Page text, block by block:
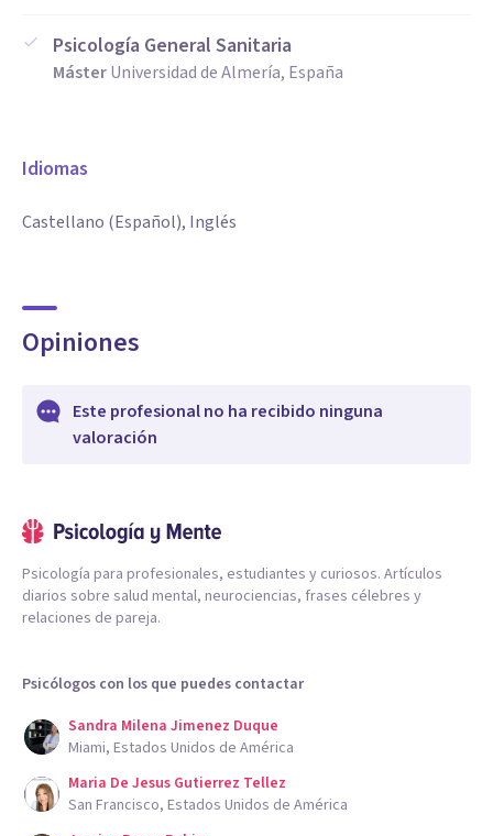
Psicología General Sanitaria
MásterUniversidad de Almería, España
Idiomas
Castellano (Español), Inglés
Opiniones
Este profesional no ha recibido ninguna
valoración
Psicología para profesionales, estudiantes y curiosos. Artículos
diarios sobre salud mental, neurociencias, frases célebres y
relaciones de pareja.
Psicólogos con los que puedes contactar
Sandra Milena Jimenez Duque
Miami, Estados Unidos de América
Maria De Jesus Gutierrez Tellez
San Francisco, Estados Unidos de América